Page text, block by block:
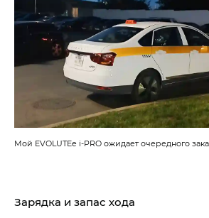
Мой EVOLUTEe i‑PRO ожидает очередного
Зарядка и запас хода